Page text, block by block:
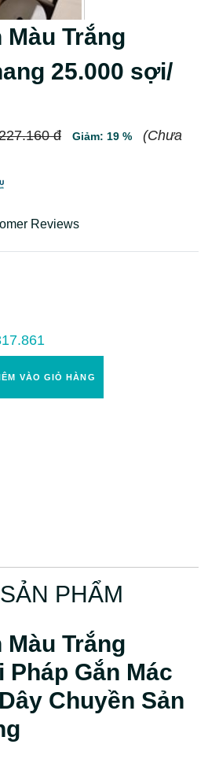
Màu Trắng
25.000 sợi/
đ Giảm: 19 %
(Chưa
Reviews
VÀO GIỎ HÀNG
PHẨM
Màu Trắng
Pháp Gắn Mác
Chuyền Sản